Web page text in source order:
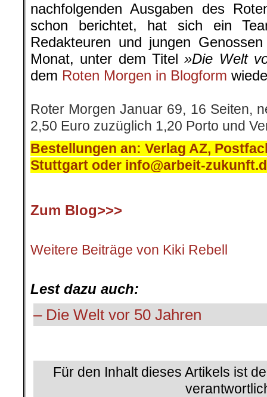
nachfolgenden Ausgaben des
schon berichtet, hat sich ein
Redakteuren und jungen
Monat, unter dem Titel»Die Welt
dem Roten Morgen in Blogform
Roter Morgen Januar 69, 16 Seiten,
2,50 Euro zuzüglich 1,20 Porto und
Bestellungen an: Verlag AZ,
Stuttgart oder info@arbeit-
Zum Blog>>>
Weitere Beiträge von Kiki Rebell
Lest dazu auch:
– Die Welt vor 50 Jahren
Für den Inhalt dieses Artikels ist